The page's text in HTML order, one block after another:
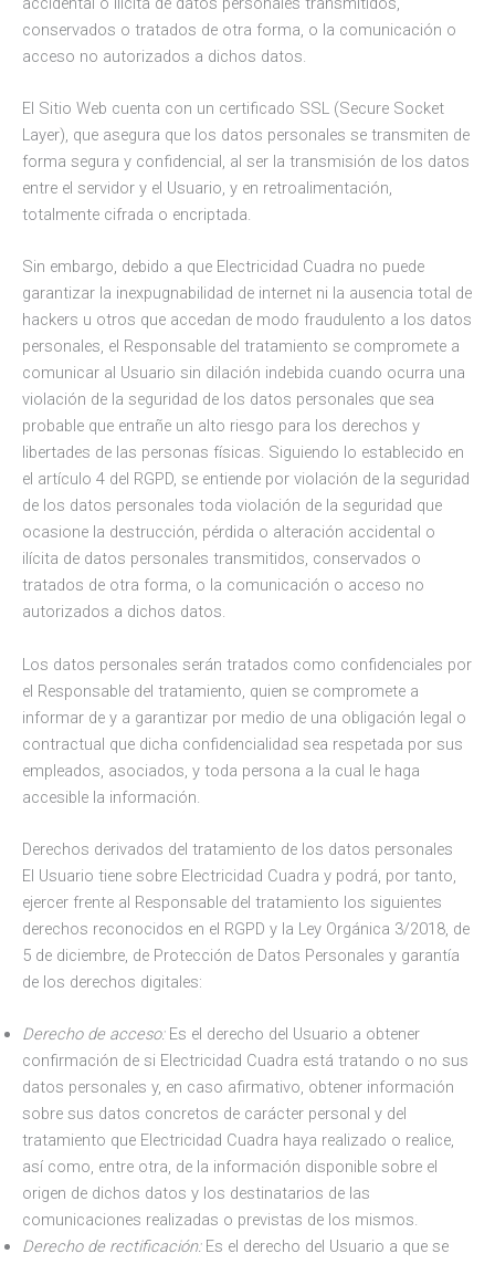
conservados o tratados de otra forma, o la comunicación o
acceso no autorizados a dichos datos.
El Sitio Web cuenta con un certificado SSL (Secure Socket
Layer), que asegura que los datos personales se transmiten de
forma segura y confidencial, al ser la transmisión de los datos
entre el servidor y el Usuario, y en retroalimentación,
totalmente cifrada o encriptada.
Sin embargo, debido a que Electricidad Cuadra no puede
garantizar la inexpugnabilidad de internet ni la ausencia total de
hackers u otros que accedan de modo fraudulento a los datos
personales, el Responsable del tratamiento se compromete a
comunicar al Usuario sin dilación indebida cuando ocurra una
violación de la seguridad de los datos personales que sea
probable que entrañe un alto riesgo para los derechos y
libertades de las personas físicas. Siguiendo lo establecido en
el artículo 4 del RGPD, se entiende por violación de la seguridad
de los datos personales toda violación de la seguridad que
ocasione la destrucción, pérdida o alteración accidental o
ilícita de datos personales transmitidos, conservados o
tratados de otra forma, o la comunicación o acceso no
autorizados a dichos datos.
Los datos personales serán tratados como confidenciales por
el Responsable del tratamiento, quien se compromete a
informar de y a garantizar por medio de una obligación legal o
contractual que dicha confidencialidad sea respetada por sus
empleados, asociados, y toda persona a la cual le haga
accesible la información.
Derechos derivados del tratamiento de los datos personales
El Usuario tiene sobre Electricidad Cuadra y podrá, por tanto,
ejercer frente al Responsable del tratamiento los siguientes
derechos reconocidos en el RGPD y la Ley Orgánica 3/2018, de
5 de diciembre, de Protección de Datos Personales y garantía
de los derechos digitales:
Derecho de acceso:Es el derecho del Usuario a obtener
confirmación de si Electricidad Cuadra está tratando o no sus
datos personales y, en caso afirmativo, obtener información
sobre sus datos concretos de carácter personal y del
tratamiento que Electricidad Cuadra haya realizado o realice,
así como, entre otra, de la información disponible sobre el
origen de dichos datos y los destinatarios de las
comunicaciones realizadas o previstas de los mismos.
Derecho de rectificación:Es el derecho del Usuario a que se